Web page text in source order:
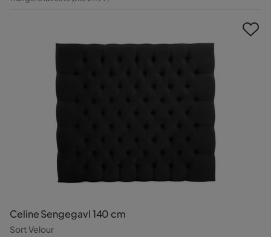
Celine Sengegavl 140 cm
Sort Velour